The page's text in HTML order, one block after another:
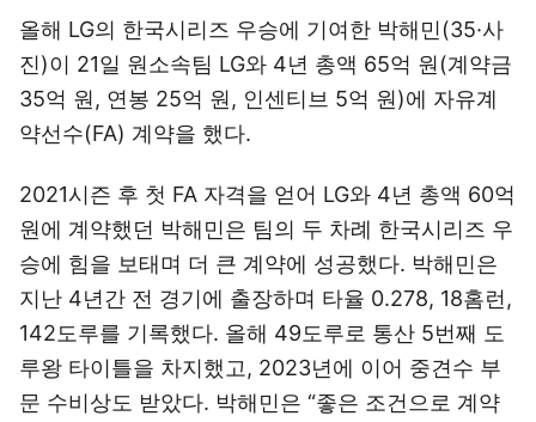
올해 LG의 한국시리즈 우승에 기여한 박해민(35·사
진)이 21일 원소속팀 LG와 4년 총액 65억 원(계약금
35억 원, 연봉 25억 원, 인센티브 5억 원)에 자유계
약선수(FA) 계약을 했다.
2021시즌 후 첫 FA 자격을 얻어 LG와 4년 총액 60억
원에 계약했던 박해민은 팀의 두 차례 한국시리즈 우
승에 힘을 보태며 더 큰 계약에 성공했다. 박해민은
지난 4년간 전 경기에 출장하며 타율 0.278, 18홈런,
142도루를 기록했다. 올해 49도루로 통산 5번째 도
루왕 타이틀을 차지했고, 2023년에 이어 중견수 부
문 수비상도 받았다. 박해민은 “좋은 조건으로 계약